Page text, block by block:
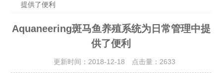
提供了便利
Aquaneering斑马鱼养殖系统为日常管理中提
供了便利
更新时间：2018-12-18 点击量： 2633